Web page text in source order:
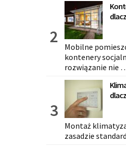
Mobilne
kontenery
rozwiązanie nie
Montaż
zasadzie